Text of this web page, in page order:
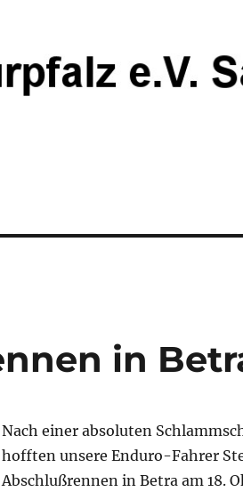
in
Nach einer absoluten
hofften unsere Enduro-Fahrer
Abschlußrennen in Betra am 18.